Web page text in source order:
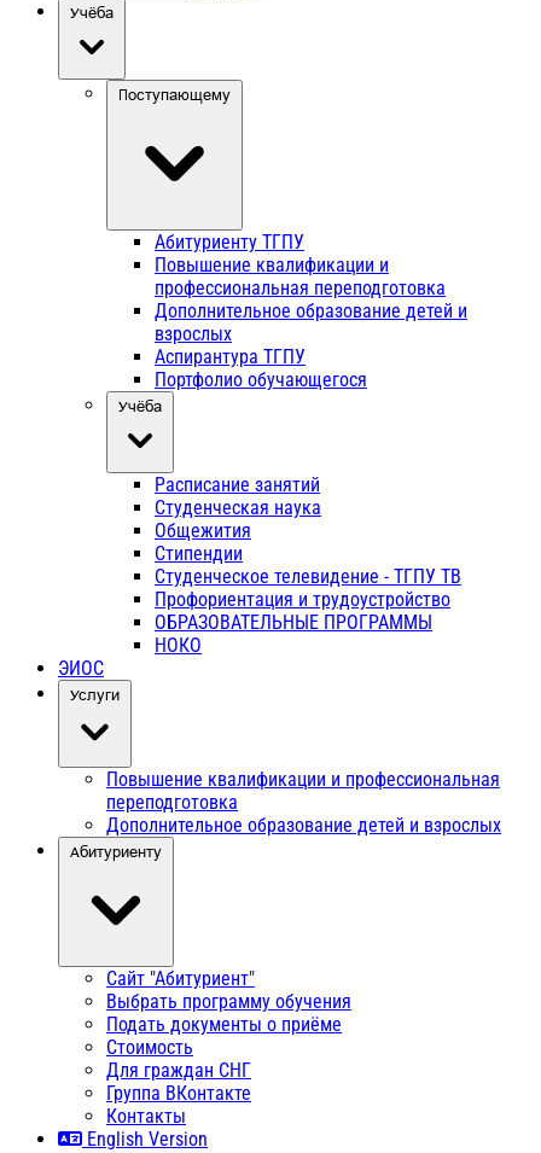
Учёба
Поступающему
Абитуриенту ТГПУ
Повышение квалификации и
профессиональная переподготовка
Дополнительное образование детей и
взрослых
Аспирантура ТГПУ
Портфолио обучающегося
Учёба
Расписание занятий
Студенческая наука
Общежития
Стипендии
Студенческое телевидение - ТГПУ ТВ
Профориентация и трудоустройство
ОБРАЗОВАТЕЛЬНЫЕ ПРОГРАММЫ
НОКО
ЭИОС
Услуги
Повышение квалификации и профессиональная
переподготовка
Дополнительное образование детей и взрослых
Абитуриенту
Сайт "Абитуриент"
Выбрать программу обучения
Подать документы о приёме
Стоимость
Для граждан СНГ
Группа ВКонтакте
Контакты
English Version